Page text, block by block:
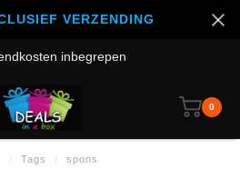
VERZENDING
inbegrepen
0
/ Tags / spons